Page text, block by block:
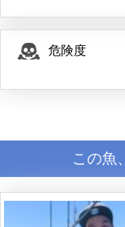
危険度
この魚